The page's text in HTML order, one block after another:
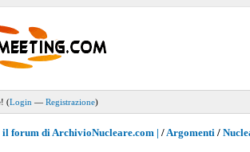
(Login —Registrazione)
il forum di ArchivioNucleare.com | /Argomenti /